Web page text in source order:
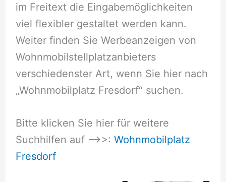
im Freitext die Eingabemöglichkeiten
viel flexibler gestaltet werden kann.
Weiter finden Sie Werbeanzeigen von
Wohnmobilstellplatzanbieters
verschiedenster Art, wenn Sie hier nach
„Wohnmobilplatz Fresdorf“ suchen.
Bitte klicken Sie hier für weitere
Suchhilfen auf –>>: Wohnmobilplatz
Fresdorf